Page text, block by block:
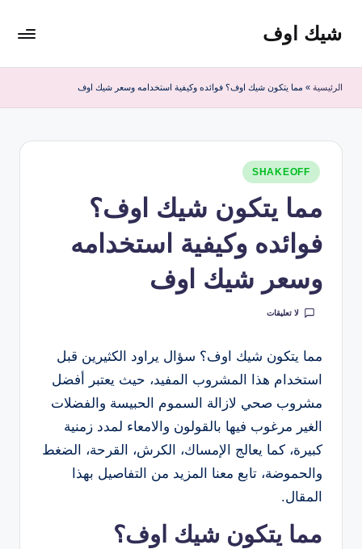
التجاوزشيك اوف
للقولون
ادمارك
الماليزية
مشروب
منظف
الرئيسية » مما يتكون شيك اوف؟ فوائده وكيفية استخدامه وسعر شيك اوف
نُشر
في
SHAKEOFF
مما يتكون شيك اوف؟
فوائده وكيفية استخدامه
وسعر شيك اوف
لا تعليقات
مما يتكون شيك اوف؟ سؤال يراود الكثيرين قبل
استخدام هذا المشروب المفيد، حيث يعتبر أفضل
مشروب صحي لازالة السموم الحبيسة والفضلات
الغير مرغوب فيها بالقولون والامعاء لمدد زمنية
كبيرة، كما يعالج الإمساك، الكرش، القرحة، الضغط
والحموضة، تابع معنا المزيد من التفاصيل بهذا
المقال.
مما يتكون شيك اوف؟